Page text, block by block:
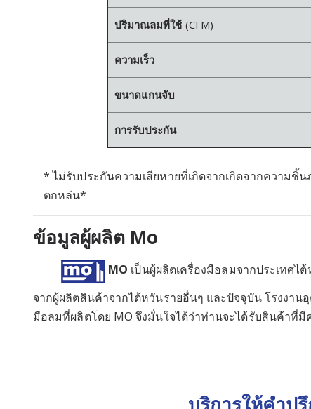
ปริมาณลมที่ใช้ (CFM)
ความเร็ว
ขนาดแกนจับ
การรับประกัน
* ไม่รับประกันความเสียหายที่เกิดจากเกิดจากความชิ้
ตกหล่น*
ข้อมูลผู้ผลิต Mo
MO เป็นผู้ผลิตเครื่องมือลมจากประเท
จากผู้ผลิตสินค้าจากไต้หวันรายอื่นๆ และปัจจุบัน โรงงาน
มือลมที่ผลิตโดย MO จึงมั่นใจได้ว่าท่านจะได้รับสินค้าที่